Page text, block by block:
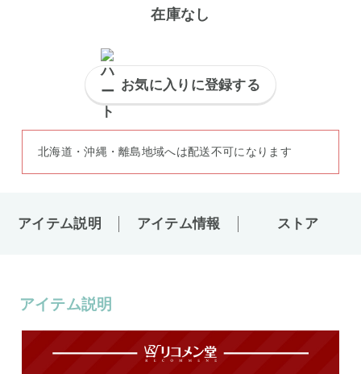
在庫なし
お気に入りに登録する
北海道・沖縄・離島地域へは配送不可になります
アイテム説明 アイテム情報 ストア
アイテム説明